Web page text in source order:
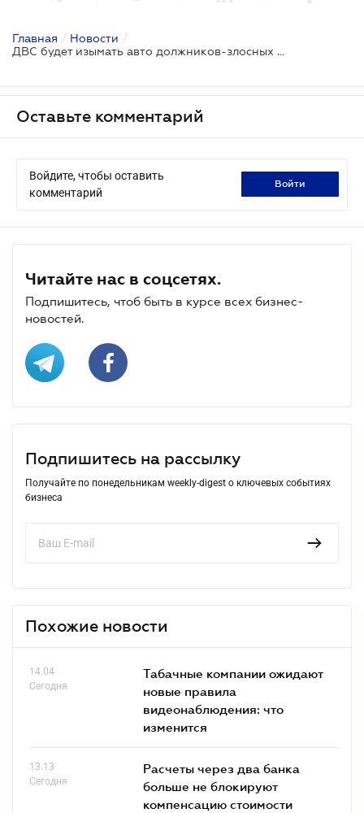
Главная / Новости /
ДВС будет изымать авто должников-злосных нарушителей скоростного режима в городах
Оставьте комментарий
Войдите, чтобы оставить
комментарий
войти
Читайте нас в соцсетях.
Подпишитесь, чтоб быть в курсе всех бизнес-
новостей.
Подпишитесь на рассылку
Получайте по понедельникам weekly-digest о ключевых событиях
бизнеса
Похожие новости
14.04
Сегодня
Табачные компании ожидают
новые правила
видеонаблюдения: что
изменится
13.13
Сегодня
Расчеты через два банка
больше не блокируют
компенсацию стоимости